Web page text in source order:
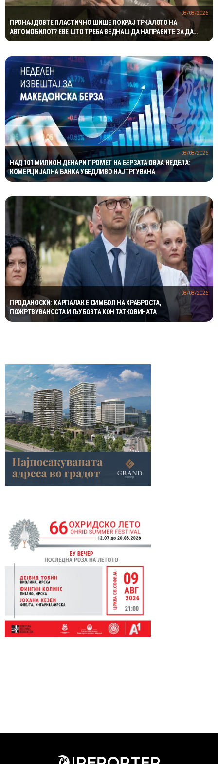
ПРОНАЈДОВТЕ ПЛАСТИЧНО ШИШЕ ПОКРАЈ ТРКАЛОТО НА
АВТОМОБИЛОТ? ЕВЕ ШТО ТРЕБА ВЕДНАШ ДА НАПРАВИТЕ ЗА ДА
ИЗБЕГНЕТЕ НЕПРИЈАТНОСТ
08/08/2026
НАД 101 МИЛИОН ДЕНАРИ ПРОМЕТ НА БЕРЗАТА ОВАА НЕДЕЛА:
КОМЕРЦИЈАЛНА БАНКА УБЕДЛИВО НАЈТРГУВАНА
08/08/2026
ПРОДАНОСКИ: КАРПАЛАК Е СИМБОЛ НА ХРАБРОСТА,
ПОЖРТВУВАНОСТА И ЉУБОВТА КОН ТАТКОВИНАТА
08/08/2026